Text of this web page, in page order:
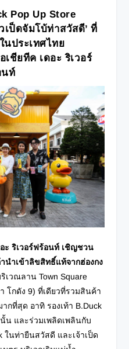
Pop Up Store
เป็ดจัมโบ้ท่าสวัสดี’ ที่
นประเทศไทย
ชียทีค เดอะ ริเวอร์
นท์
เวอร์ฟร้อนท์ เชิญชวน
นำเข้าลิขสิทธิ์แท้จากฮ่องกง
เวณลาน Town Square
โกดัง 9) ที่เดียวที่รวมสินค้า
กที่สุด อาทิ รองเท้า B.Duck
น และร่วมเพลิดเพลินกับ
ในท่ายืนสวัสดี และเจ้าเป็ด